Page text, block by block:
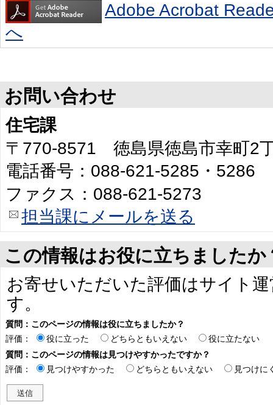
Adobe Acrobat
へ
お問い合わせ
住宅課
〒770-8571 徳島県徳島市幸町2
電話番号：088-621-5285・5286
ファクス：088-621-5273
担当課にメールを送る
この情報はお役に立ちましたか
お寄せいただいた評価はサイト
す。
質問：このページの情報は役に立ちましたか？
評価：
役に立った どちらともいえない
役に立たない
質問：このページの情報は見つけやすかったですか？
評価：
見つけやすかった どちらともいえない 見つけに